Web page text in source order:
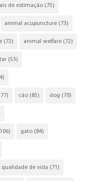
de estimação(75)
animal acupuncture(73)
(72) animal welfare(72)
(53)
cão(85) dog (70)
gato(84)
qualidade de vida (71)